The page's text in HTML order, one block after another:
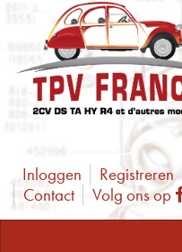
Inloggen Registreren
Contact
Volg ons op